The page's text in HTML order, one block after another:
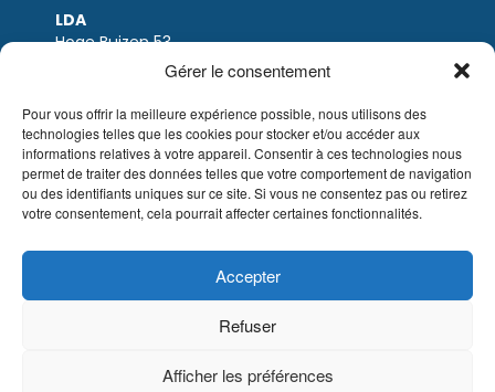
Gérer le consentement
Pour vous offrir la meilleure expérience possible, nous utilisons des
technologies telles que les cookies pour stocker et/ou accéder aux
informations relatives à votre appareil. Consentir à ces technologies nous
permet de traiter des données telles que votre comportement de navigation
ou des identifiants uniques sur ce site. Si vous ne consentez pas ou retirez
votre consentement, cela pourrait affecter certaines fonctionnalités.
Accepter
Refuser
Afficher les préférences
LDA
Hoge Buizen 53
TVA: BE0405.895.609
IBAN: KBC / BE51 7340 2410 9862
BIC: KBC / KREDBEBB
Mentions légales|Avis de non-responsabilité
© LDA Belgium, tous droits réservés.